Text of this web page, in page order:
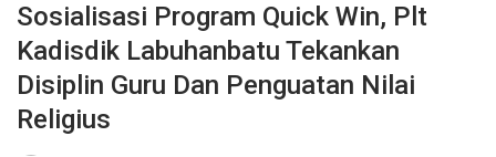
Sosialisasi Program Quick Win, Plt
Kadisdik Labuhanbatu Tekankan
Disiplin Guru Dan Penguatan Nilai
Religius